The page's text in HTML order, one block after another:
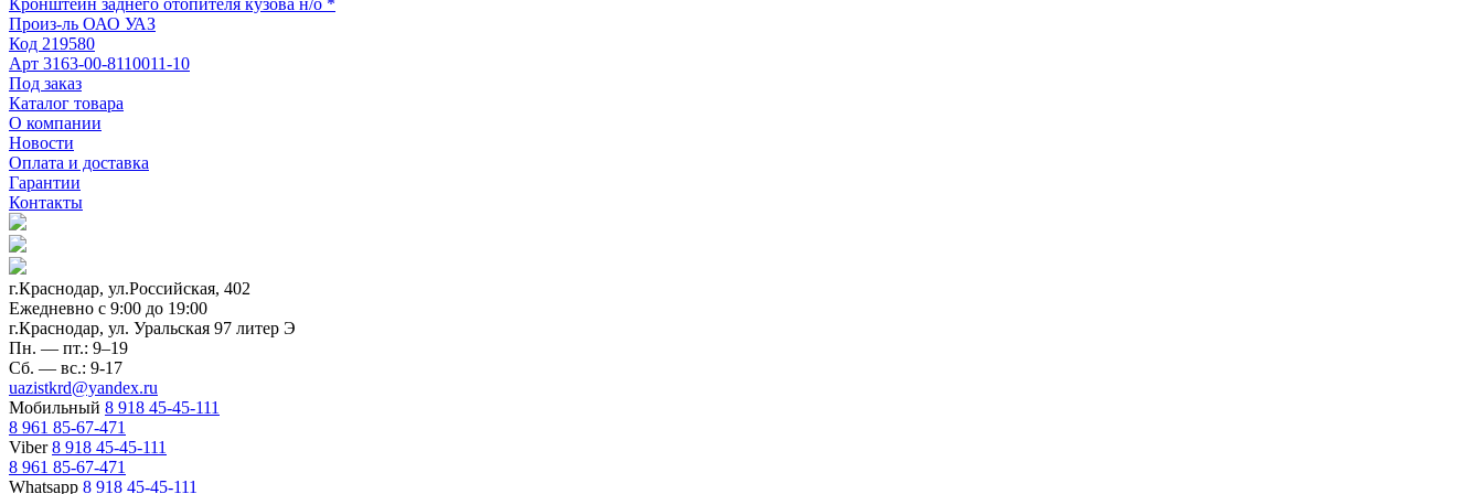
Произ-ль ОАО УАЗ
Код 219580
Арт 3163-00-8110011-10
Под заказ
Каталог товара
О компании
Новости
Оплата и доставка
Гарантии
Контакты
г.Краснодар, ул.Российская, 402
Ежедневно c 9:00 до 19:00
г.Краснодар, ул. Уральская 97 литер Э
Пн. — пт.: 9–19
Сб. — вс.: 9-17
uazistkrd@yandex.ru
Мобильный 8 918 45-45-111
8 961 85-67-471
Viber8 918 45-45-111
8 961 85-67-471
Whatsapp 8 918 45-45-111